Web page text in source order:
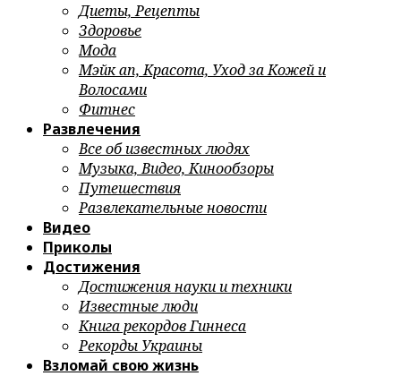
Диеты, Рецепты
Здоровье
Мода
Мэйк ап, Красота, Уход за Кожей и
Волосами
Фитнес
Развлечения
Все об известных людях
Музыка, Видео, Кинообзоры
Путешествия
Развлекательные новости
Видео
Приколы
Достижения
Достижения науки и техники
Известные люди
Книга рекордов Гиннеса
Рекорды Украины
Взломай свою жизнь